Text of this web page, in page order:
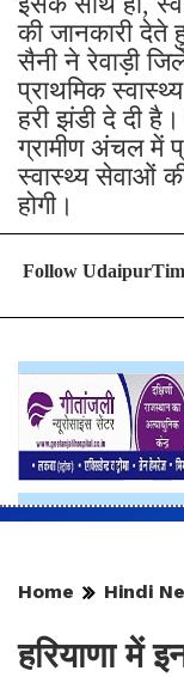
की जानकारी देते
सैनी ने रेवाड़ी
प्राथमिक
हरी झंडी दे दी
ग्रामीण अंचल में
स्वास्थ्य सेवाओं
होगी।
Follow
Home Hindi
हरियाणा में